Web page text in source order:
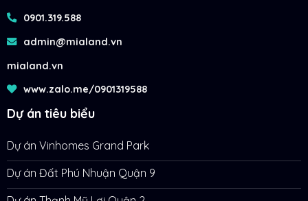
0901.319.588
admin@mialand.vn
mialand.vn
www.zalo.me/0901319588
Dự án tiêu biểu
Dự án Vinhomes Grand Park
Dự án Đất Phú Nhuận Quận 9